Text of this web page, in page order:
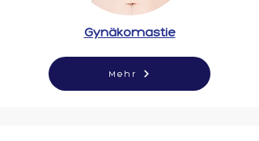
Gynäkomastie
Mehr